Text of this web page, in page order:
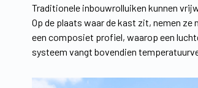
Traditionele inbouwrolluiken kunnen
Op de plaats waar de kast zit, nemen ze
een composiet profiel, waarop een
systeem vangt bovendien